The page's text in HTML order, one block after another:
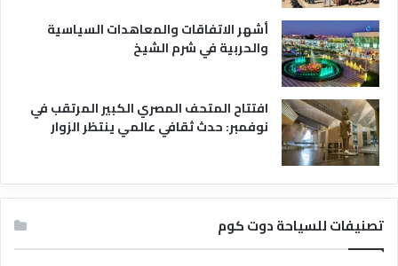
أشهر الاتفاقات والمعاهدات السياسية
والحربية في شرم الشيخ
افتتاح المتحف المصري الكبير المرتقب في
نوفمبر: حدث ثقافي عالمي ينتظر الزوار
تصنيفات للسياحة دوت كوم